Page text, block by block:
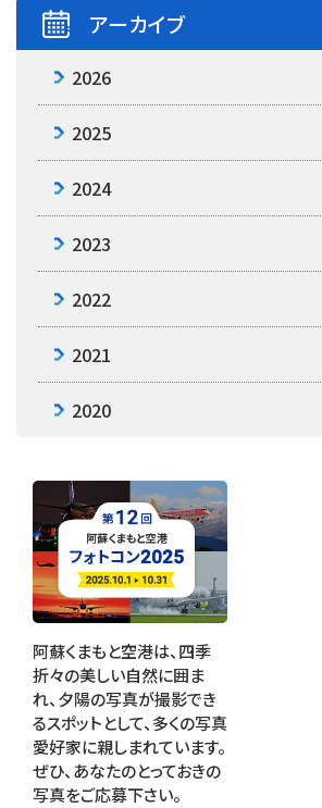
アーカイブ
2026
2025
2024
2023
2022
2021
2020
阿蘇くまもと空港は、四季
折々の美しい自然に囲ま
れ、夕陽の写真が撮影でき
るスポットとして、多くの写真
愛好家に親しまれています。
ぜひ、あなたのとっておきの
写真をご応募下さい。